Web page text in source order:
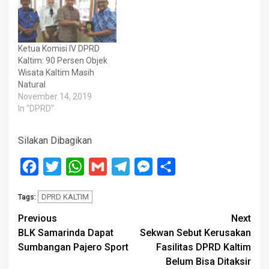
Ketua Komisi IV DPRD
Kaltim: 90 Persen Objek
Wisata Kaltim Masih
Natural
November 14, 2019
In "DPRD"
Silakan Dibagikan
Facebook
Twitter WhatsApp
Gmail TelegramMessenger
Tags: DPRD KALTIM
Post
navigation
Previous
BLK Samarinda Dapat
Sumbangan Pajero Sport
Next
Sekwan Sebut Kerusakan
Fasilitas DPRD Kaltim
Belum Bisa Ditaksir